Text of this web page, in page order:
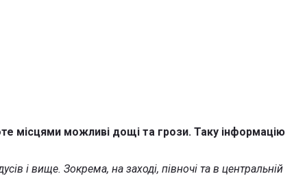
місцями можливі дощі та грози. Таку інформацію
і вище. Зокрема, на заході, півночі та в центральній